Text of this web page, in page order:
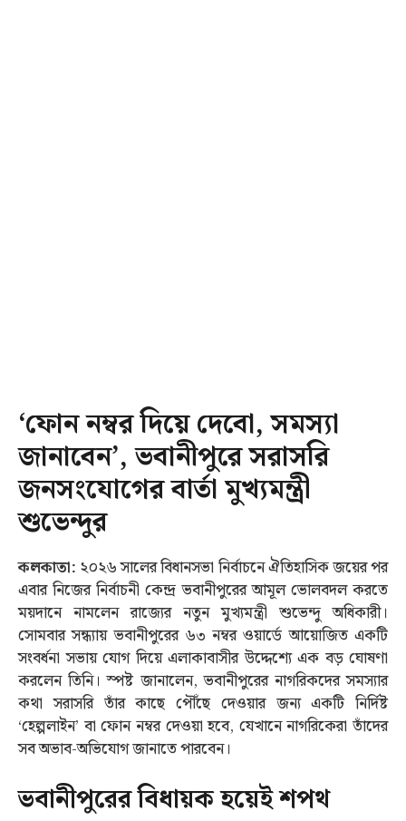
‘ফোন নম্বর দিয়ে দেবো, সমস্যা
জানাবেন’, ভবানীপুরে সরাসরি
জনসংযোগের বার্তা মুখ্যমন্ত্রী
শুভেন্দুর
কলকাতা: ২০২৬ সালের বিধানসভা নির্বাচনে ঐতিহাসিক জয়ের পর
এবার নিজের নির্বাচনী কেন্দ্র ভবানীপুরের আমূল ভোলবদল করতে
ময়দানে নামলেন রাজ্যের নতুন মুখ্যমন্ত্রী শুভেন্দু অধিকারী।
সোমবার সন্ধ্যায় ভবানীপুরের ৬৩ নম্বর ওয়ার্ডে আয়োজিত একটি
সংবর্ধনা সভায় যোগ দিয়ে এলাকাবাসীর উদ্দেশ্যে এক বড় ঘোষণা
করলেন তিনি। স্পষ্ট জানালেন, ভবানীপুরের নাগরিকদের সমস্যার
কথা সরাসরি তাঁর কাছে পৌঁছে দেওয়ার জন্য একটি নির্দিষ্ট
‘হেল্পলাইন’ বা ফোন নম্বর দেওয়া হবে, যেখানে নাগরিকেরা তাঁদের
সব অভাব-অভিযোগ জানাতে পারবেন।
ভবানীপুরের বিধায়ক হয়েই শপথ